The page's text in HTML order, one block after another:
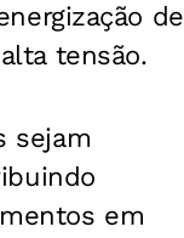
de
tensão.
sejam
em